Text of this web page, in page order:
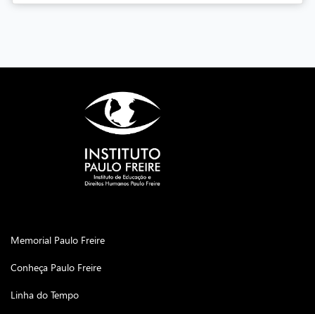
Memorial Paulo Freire
Conheça Paulo Freire
Linha do Tempo